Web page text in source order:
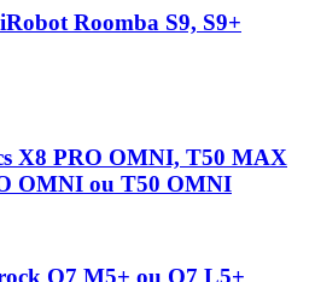
Roomba S9, S9+
X8 PRO OMNI, T50 MAX
OMNI ou T50 OMNI
Q7 M5+ ou Q7 L5+